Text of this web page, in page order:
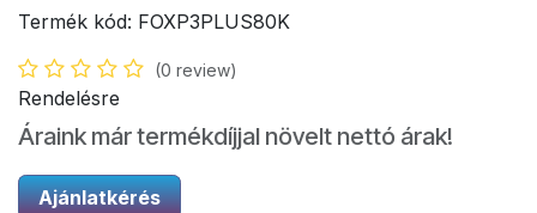
Termék kód: FOXP3PLUS80K
(0 review)
Rendelésre
Áraink már termékdíjjal növelt nettó árak!
Ajánlatkérés